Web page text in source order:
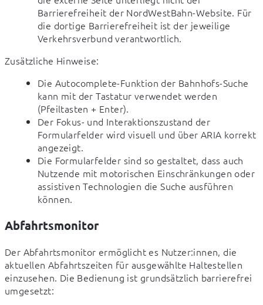
Barrierefreiheit der NordWestBahn-Website. Für
die dortige Barrierefreiheit ist der jeweilige
Verkehrsverbund verantwortlich.
Zusätzliche Hinweise:
Die Autocomplete-Funktion der Bahnhofs-Suche
kann mit der Tastatur verwendet werden
(Pfeiltasten + Enter).
Der Fokus- und Interaktionszustand der
Formularfelder wird visuell und über ARIA korrekt
angezeigt.
Die Formularfelder sind so gestaltet, dass auch
Nutzende mit motorischen Einschränkungen oder
assistiven Technologien die Suche ausführen
können.
Abfahrtsmonitor
Der Abfahrtsmonitor ermöglicht es Nutzer:innen, die
aktuellen Abfahrtszeiten für ausgewählte Haltestellen
einzusehen. Die Bedienung ist grundsätzlich barrierefrei
umgesetzt: